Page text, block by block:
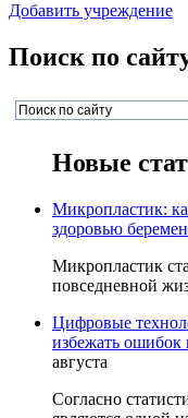
Добавить учреждение
Поиск по
Новые
Микропластик:
здоровью
Микропластик
повседневной
Цифровые
избежать ошибок
августа
Согласно